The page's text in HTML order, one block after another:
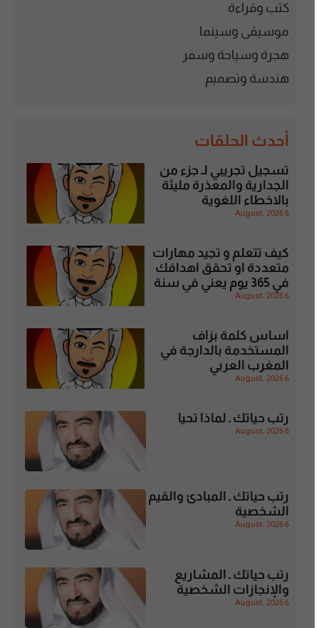
كتب وقراءة
موسيقى وسينما
هجرة وسياحة وسفر
هندسة وتصميم
أحدث الحلقات
تسجيل تجريبي لـ جزء من
الجدارية والمعذرة مليئة
بالاخطاء اللغوية
6 August، 2026
كيف تتعلم و تجيد مهارات
متعددة او تحقق اهدافك
في 365 يوم يعني في سنة
6 August، 2026
اساس كلمة بزاف
المستخدمة بالدارجة في
المغرب العربي
6 August، 2026
رتب حياتك ـ لماذا تحيا
6 August، 2026
رتب حياتك ـ المبادئ والقيم
الشخصية
6 August، 2026
رتب حياتك ـ المشاريع
والإنجازات الشخصية
6 August، 2026